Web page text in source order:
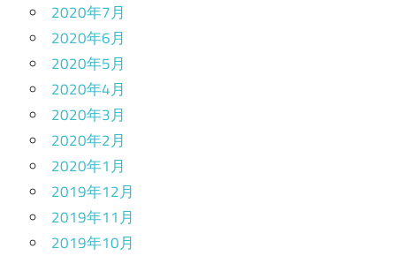
2020年7月
2020年6月
2020年5月
2020年4月
2020年3月
2020年2月
2020年1月
2019年12月
2019年11月
2019年10月